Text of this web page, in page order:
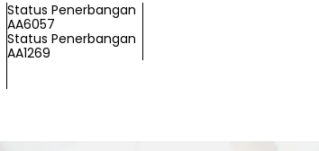
Status Penerbangan
AA6057
Status Penerbangan
AA1269